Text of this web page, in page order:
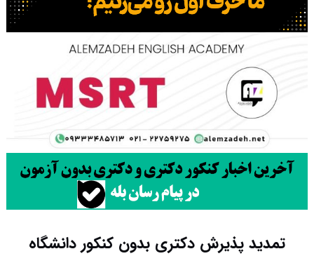
تمدید پذیرش دکتری بدون کنکور دانشگاه